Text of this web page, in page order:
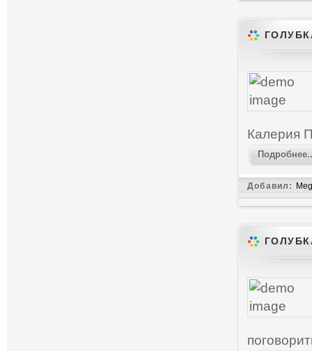
Калерия
Добавил: